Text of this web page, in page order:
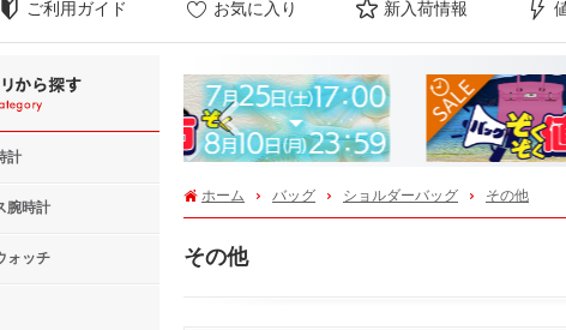
ご利用ガイド お気に入り 新入荷情報
Previous
ホーム バッグ ショルダーバッグ その他
その他
計
腕時計
ォッチ